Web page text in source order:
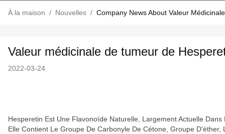
À la maison / Nouvelles / Company News About Valeur
Valeur médicinale de tumeur de
2022-03-24
Hesperetin Est Une Flavonoïde Naturelle, Largement Actuelle
Elle Contient Le Groupe De Carbonyle De Cétone, Groupe